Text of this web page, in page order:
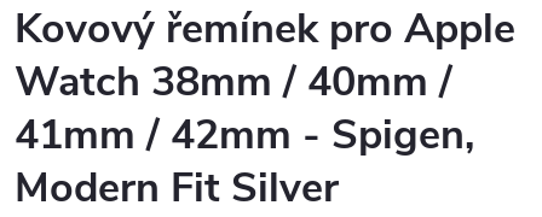
Kovový řemínek pro Apple
Watch 38mm / 40mm /
41mm / 42mm - Spigen,
Modern Fit Silver